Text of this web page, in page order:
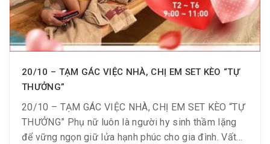
20/10 – TẠM GÁC VIỆC NHÀ, CHỊ EM SET KÈO “TỰ
THƯỞNG”
20/10 – TẠM GÁC VIỆC NHÀ, CHỊ EM SET KÈO “TỰ
THƯỞNG” Phụ nữ luôn là người hy sinh thầm lặng
để vững ngọn giữ lửa hạnh phúc cho gia đình. Vất